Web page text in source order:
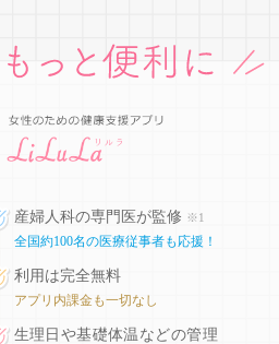
産婦人科の専門医が監修 ※1
全国約100名の医療従事者も応援！
利用は完全無料
アプリ内課金も一切なし
生理日や基礎体温などの管理